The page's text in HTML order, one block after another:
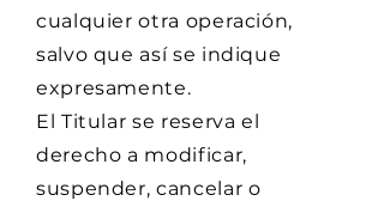
cualquier otra operación,
salvo que así se indique
expresamente.
El Titular se reserva el
derecho a modificar,
suspender, cancelar o